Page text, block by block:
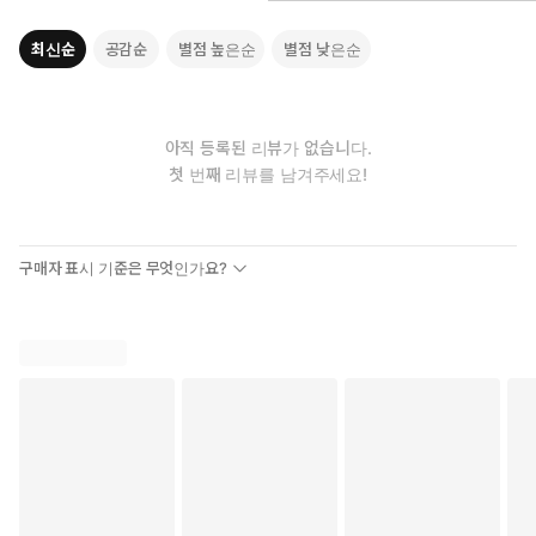
최신순 공감순 별점 높은순 별점 낮은순
아직 등록된 리뷰가 없습니다.
첫 번째 리뷰를 남겨주세요!
구매자 표시 기준은 무엇인가요?